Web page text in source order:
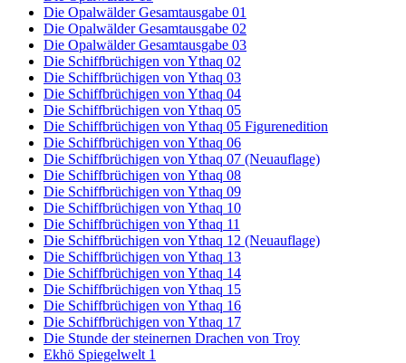
Die Opalwälder Gesamtausgabe 01
Die Opalwälder Gesamtausgabe 02
Die Opalwälder Gesamtausgabe 03
Die Schiffbrüchigen von Ythaq 02
Die Schiffbrüchigen von Ythaq 03
Die Schiffbrüchigen von Ythaq 04
Die Schiffbrüchigen von Ythaq 05
Die Schiffbrüchigen von Ythaq 05 Figurenedition
Die Schiffbrüchigen von Ythaq 06
Die Schiffbrüchigen von Ythaq 07 (Neuauflage)
Die Schiffbrüchigen von Ythaq 08
Die Schiffbrüchigen von Ythaq 09
Die Schiffbrüchigen von Ythaq 10
Die Schiffbrüchigen von Ythaq 11
Die Schiffbrüchigen von Ythaq 12 (Neuauflage)
Die Schiffbrüchigen von Ythaq 13
Die Schiffbrüchigen von Ythaq 14
Die Schiffbrüchigen von Ythaq 15
Die Schiffbrüchigen von Ythaq 16
Die Schiffbrüchigen von Ythaq 17
Die Stunde der steinernen Drachen von Troy
Ekhö Spiegelwelt 1